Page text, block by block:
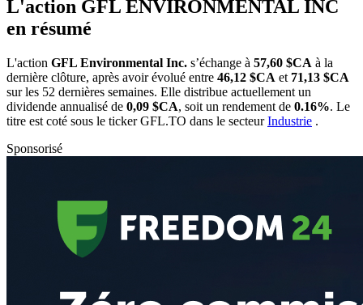
L'action GFL ENVIRONMENTAL INC
en résumé
L'action GFL Environmental Inc. s’échange à 57,60 $CA à la
dernière clôture, après avoir évolué entre 46,12 $CA et 71,13 $CA
sur les 52 dernières semaines. Elle distribue actuellement un
dividende annualisé de 0,09 $CA, soit un rendement de 0.16%. Le
titre est coté sous le tickerGFL.TO dans le secteurIndustrie .
Sponsorisé